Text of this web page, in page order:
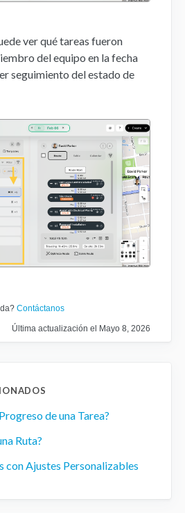
ver qué tareas fueron
del equipo en la fecha
seguimiento del estado de
Contáctanos
Última actualización el Mayo 8, 2026
de una Tarea?
Ruta?
con Ajustes Personalizables